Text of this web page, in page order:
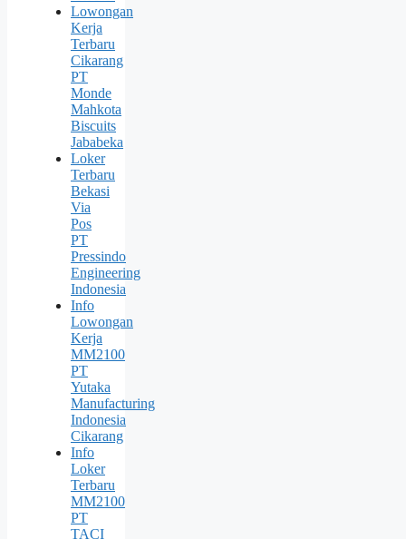
Lowongan
Kerja
Terbaru
Cikarang
PT
Monde
Mahkota
Biscuits
Jababeka
Loker
Terbaru
Bekasi
Via
Pos
PT
Pressindo
Engineering
Indonesia
Info
Lowongan
Kerja
MM2100
PT
Yutaka
Manufacturing
Indonesia
Cikarang
Info
Loker
Terbaru
MM2100
PT
TACI